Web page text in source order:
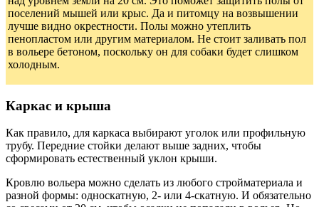
поселений мышей или крыс. Да и питомцу на возвышении
лучше видно окрестности. Полы можно утеплить
пенопластом или другим материалом. Не стоит заливать пол
в вольере бетоном, поскольку он для собаки будет слишком
холодным.
Каркас и крыша
Как правило, для каркаса выбирают уголок или профильную
трубу. Передние стойки делают выше задних, чтобы
сформировать естественный уклон крыши.
Кровлю вольера можно сделать из любого стройматериала и
разной формы: односкатную, 2- или 4-скатную. И обязательно